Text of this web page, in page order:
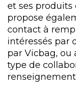
et ses
propose
contact à
intéressés par
par Vicbag, ou
type de